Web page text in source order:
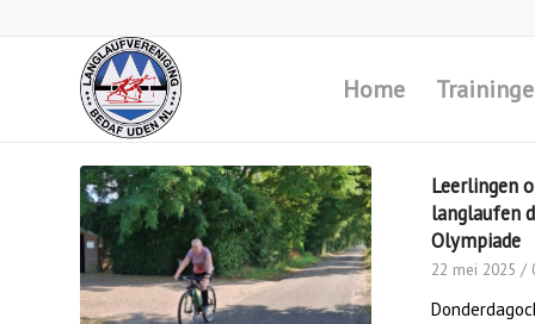
Home
Leerlingen
langlaufen
Olympiade
22 mei 2025 /